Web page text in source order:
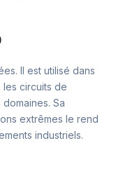
Il est utilisé dans
circuits de
Sa
extrêmes le rend
industriels.